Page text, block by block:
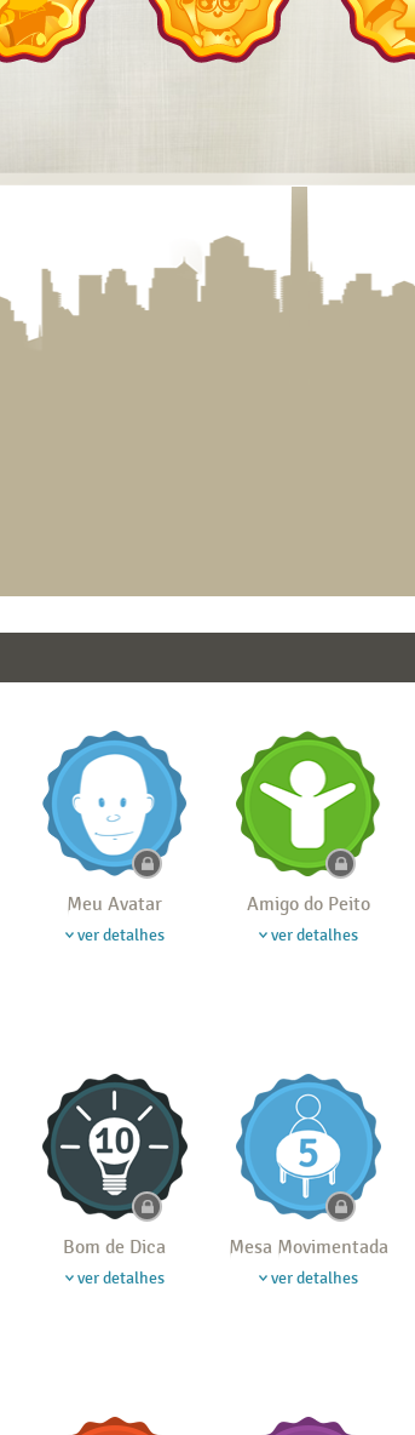
Meu Avatar
ver detalhes
Amigo do Peito
ver detalhes
Bom de Dica
ver detalhes
Mesa Movimentada
ver detalhes